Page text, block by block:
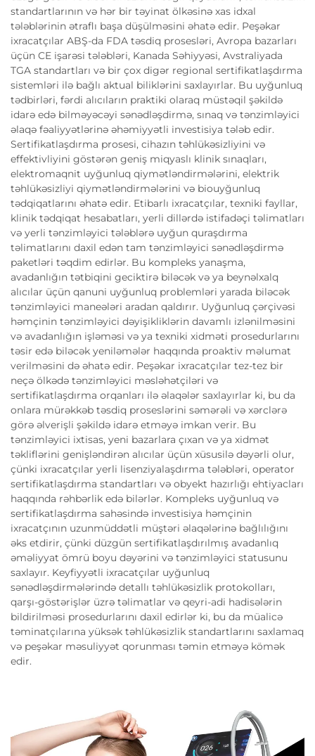
standartlarının və hər bir təyinat ölkəsinə xas idxal
tələblərinin ətraflı başa düşülməsini əhatə edir. Peşəkar
ixracatçılar ABŞ-da FDA təsdiq prosesləri, Avropa bazarları
üçün CE işarəsi tələbləri, Kanada Səhiyyəsi, Avstraliyada
TGA standartları və bir çox digər regional sertifikatlaşdırma
sistemləri ilə bağlı aktual biliklərini saxlayırlar. Bu uyğunluq
tədbirləri, fərdi alıcıların praktiki olaraq müstəqil şəkildə
idarə edə bilməyəcəyi sənədləşdirmə, sınaq və tənzimləyici
əlaqə fəaliyyətlərinə əhəmiyyətli investisiya tələb edir.
Sertifikatlaşdırma prosesi, cihazın təhlükəsizliyini və
effektivliyini göstərən geniş miqyaslı klinik sınaqları,
elektromaqnit uyğunluq qiymətləndirmələrini, elektrik
təhlükəsizliyi qiymətləndirmələrini və biouyğunluq
tədqiqatlarını əhatə edir. Etibarlı ixracatçılar, texniki fayllar,
klinik tədqiqat hesabatları, yerli dillərdə istifadəçi təlimatları
və yerli tənzimləyici tələblərə uyğun quraşdırma
təlimatlarını daxil edən tam tənzimləyici sənədləşdirmə
paketləri təqdim edirlər. Bu kompleks yanaşma,
avadanlığın tətbiqini geciktirə biləcək və ya beynəlxalq
alıcılar üçün qanuni uyğunluq problemləri yarada biləcək
tənzimləyici maneələri aradan qaldırır. Uyğunluq çərçivəsi
həmçinin tənzimləyici dəyişikliklərin davamlı izlənilməsini
və avadanlığın işləməsi və ya texniki xidməti prosedurlarını
təsir edə biləcək yeniləmələr haqqında proaktiv məlumat
verilməsini də əhatə edir. Peşəkar ixracatçılar tez-tez bir
neçə ölkədə tənzimləyici məsləhətçiləri və
sertifikatlaşdırma orqanları ilə əlaqələr saxlayırlar ki, bu da
onlara mürəkkəb təsdiq proseslərini səmərəli və xərclərə
görə əlverişli şəkildə idarə etməyə imkan verir. Bu
tənzimləyici ixtisas, yeni bazarlara çıxan və ya xidmət
təkliflərini genişləndirən alıcılar üçün xüsusilə dəyərli olur,
çünki ixracatçılar yerli lisenziyalaşdırma tələbləri, operator
sertifikatlaşdırma standartları və obyekt hazırlığı ehtiyacları
haqqında rəhbərlik edə bilərlər. Kompleks uyğunluq və
sertifikatlaşdırma sahəsində investisiya həmçinin
ixracatçının uzunmüddətli müştəri əlaqələrinə bağlılığını
əks etdirir, çünki düzgün sertifikatlaşdırılmış avadanlıq
əməliyyat ömrü boyu dəyərini və tənzimləyici statusunu
saxlayır. Keyfiyyətli ixracatçılar uyğunluq
sənədləşdirmələrində detallı təhlükəsizlik protokolları,
qarşı-göstərişlər üzrə təlimatlar və qeyri-adi hadisələrin
bildirilməsi prosedurlarını daxil edirlər ki, bu da müalicə
təminatçılarına yüksək təhlükəsizlik standartlarını saxlamaq
və peşəkar məsuliyyət qorunması təmin etməyə kömək
edir.